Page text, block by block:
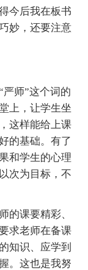
今后我在板书
妙，还要注意
师”这个词的
上，让学生坐
这样能给上课
的基础。有了
和学生的心理
次为目标，不
的课要精彩、
求老师在备课
知识、应学到
。这也是我努